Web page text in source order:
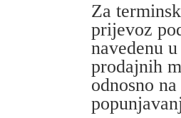
Za
prijevoz
navedenu
prodajnih
odnosno